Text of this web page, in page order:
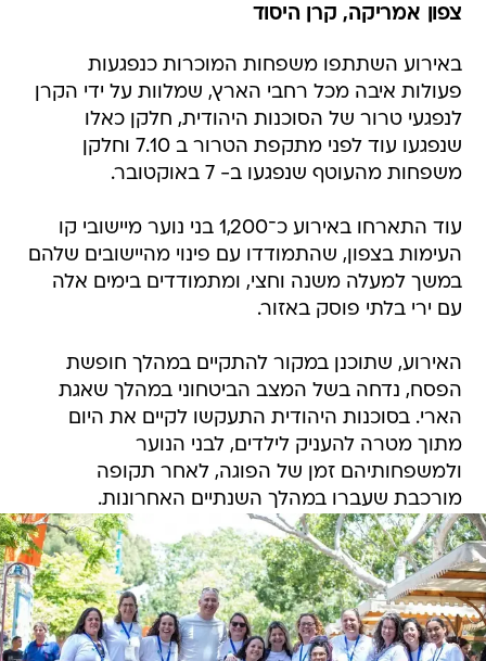
צפון אמריקה, קרן היסוד
באירוע השתתפו משפחות המוכרות כנפגעות
פעולות איבה מכל רחבי הארץ, שמלוות על ידי הקרן
לנפגעי טרור של הסוכנות היהודית, חלקן כאלו
שנפגעו עוד לפני מתקפת הטרור ב 7.10 וחלקן
משפחות מהעוטף שנפגעו ב- 7 באוקטובר.
עוד התארחו באירוע כ־1,200 בני נוער מיישובי קו
העימות בצפון, שהתמודדו עם פינוי מהיישובים שלהם
במשך למעלה משנה וחצי, ומתמודדים בימים אלה
עם ירי בלתי פוסק באזור.
האירוע, שתוכנן במקור להתקיים במהלך חופשת
הפסח, נדחה בשל המצב הביטחוני במהלך שאגת
הארי. בסוכנות היהודית התעקשו לקיים את היום
מתוך מטרה להעניק לילדים, לבני הנוער
ולמשפחותיהם זמן של הפוגה, לאחר תקופה
מורכבת שעברו במהלך השנתיים האחרונות.